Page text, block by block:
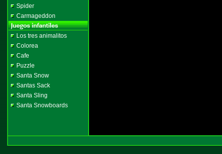
Spider
Carmageddon
Los tres animalitos
Colorea
Cafe
Puzzle
Santa Snow
Santas Sack
Santa Sling
Santa Snowboards